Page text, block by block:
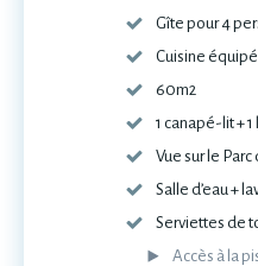
Gîte pour 4
Cuisine
60m2
1 canapé-lit +
Vue sur le Parc
Salle d’eau +
Serviettes de
Accès à la